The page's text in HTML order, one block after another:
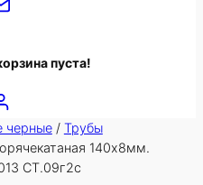
пуста!
черные/ Трубы
140х8мм.
СТ.09г2с